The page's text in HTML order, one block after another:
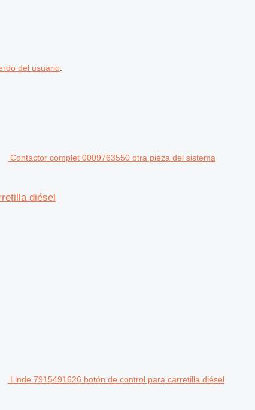
del usuario.
Contactor complet 0009763550 otra pieza del sistema
diésel
Linde 7915491626 botón de control para carretilla diésel